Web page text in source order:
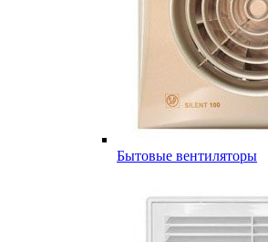
Бытовые вентиляторы